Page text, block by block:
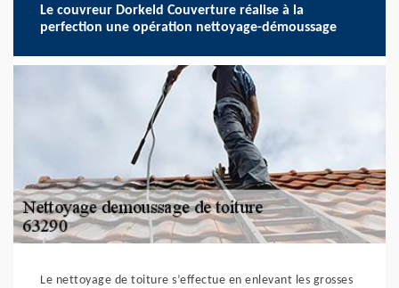
Le couvreur Dorkeld Couverture réalise à la
perfection une opération nettoyage-démoussage
Le nettoyage de toiture s’effectue en enlevant les grosses